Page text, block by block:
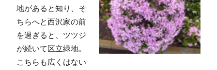
地があると知り、そ
ちらへと西沢家の前
を過ぎると、ツツジ
が続いて区立緑地。
こちらも広くはない